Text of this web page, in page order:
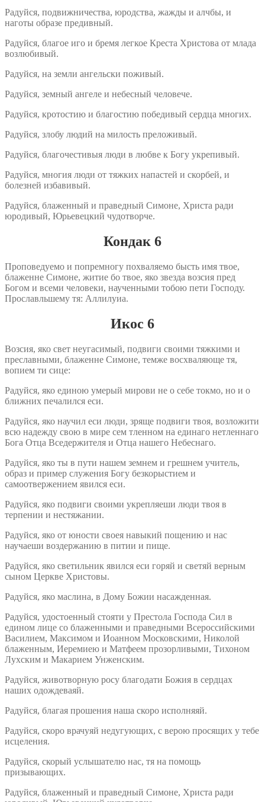
Радуйся, подвижничества, юродства, жажды и алчбы, и
наготы образе предивный.
Радуйся, благое иго и бремя легкое Креста Христова от млада
возлюбивый.
Радуйся, на земли ангельски поживый.
Радуйся, земный ангеле и небесный человече.
Радуйся, кротостию и благостию победивый сердца многих.
Радуйся, злобу людий на милость преложивый.
Радуйся, благочестивыя люди в любве к Богу укрепивый.
Радуйся, многия люди от тяжких напастей и скорбей, и
болезней избавивый.
Радуйся, блаженный и праведный Симоне, Христа ради
юродивый, Юрьевецкий чудотворче.
Кондак 6
Проповедуемо и попремногу похваляемо бысть имя твое,
блаженне Симоне, житие бо твое, яко звезда возсия пред
Богом и всеми человеки, наученными тобою пети Господу.
Прославльшему тя: Аллилуиа.
Икос 6
Возсия, яко свет неугасимый, подвиги своими тяжкими и
преславными, блаженне Симоне, темже восхваляюще тя,
вопием ти сице:
Радуйся, яко единою умерый мирови не о себе токмо, но и о
ближних печалился еси.
Радуйся, яко научил еси люди, зряще подвиги твоя, возложити
всю надежду свою в мире сем тленном на единаго нетленнаго
Бога Отца Вседержителя и Отца нашего Небеснаго.
Радуйся, яко ты в пути нашем земнем и грешнем учитель,
образ и пример служения Богу безкорыстием и
самоотвержением явился еси.
Радуйся, яко подвиги своими укрепляеши люди твоя в
терпении и нестяжании.
Радуйся, яко от юности своея навыкий пощению и нас
научаеши воздержанию в питии и пище.
Радуйся, яко светильник явился еси горяй и светяй верным
сыном Церкве Христовы.
Радуйся, яко маслина, в Дому Божии насажденная.
Радуйся, удостоенный стояти у Престола Господа Сил в
едином лице со блаженными и праведными Всероссийскими
Василием, Максимом и Иоанном Московскими, Николой
блаженным, Иеремиею и Матфеем прозорливыми, Тихоном
Лухским и Макарием Унженским.
Радуйся, животворную росу благодати Божия в сердцах
наших одождеваяй.
Радуйся, благая прошения наша скоро исполняяй.
Радуйся, скоро врачуяй недугующих, с верою просящих у тебе
исцеления.
Радуйся, скорый услышателю нас, тя на помощь
призывающих.
Радуйся, блаженный и праведный Симоне, Христа ради